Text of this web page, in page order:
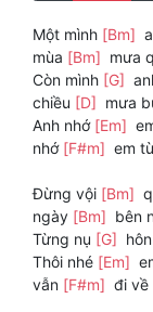
Một mình [Bm]
mùa [Bm] mưa
Còn mình [G]
chiều [D] mưa
Anh nhớ [Em]
nhớ [F#m] em
Đừng vội [Bm]
ngày [Bm] bên
Từng nụ [G]
Thôi nhé [Em]
vẫn [F#m] đi về